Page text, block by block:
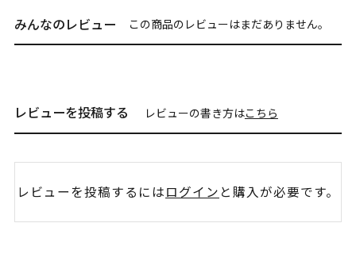
みんなのレビュー この商品のレビューはまだありません。
レビューを投稿する レビューの書き方はこちら
レビューを投稿するにはログイン と購入が必要です。